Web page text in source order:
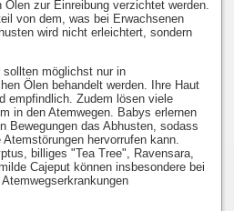
zur Einreibung verzichtet werden.
von dem, was bei Erwachsenen
wird nicht erleichtert, sondern
möglichst nur in
Ölen behandelt werden. Ihre Haut
empfindlich. Zudem lösen viele
in den Atemwegen. Babys erlernen
Bewegungen das Abhusten, sodass
hervorrufen kann.
billiges "Tea Tree", Ravensara,
Cajeput können insbesondere bei